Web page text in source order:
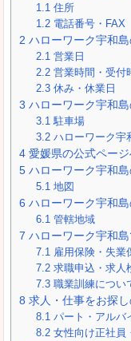
1.1 住所
1.2 電話番号・FAX
2 ハローワーク宇和
2.1 営業日
2.2 営業時間・受付
2.3 休み・休業日
3 ハローワーク宇和
3.1 駐車場
3.2 ハローワーク宇
4 愛媛県の公式ペー
5 ハローワーク宇和
5.1 地図
6 ハローワーク宇和
6.1 管轄地域
7 ハローワーク宇和
7.1 雇用保険・失業
7.2 求職申込・求人
7.3 職業訓練につい
8 求人・仕事をお探
8.1 パート・アルバ
8.2 女性向け正社員